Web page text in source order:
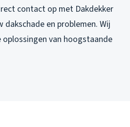
contact op met Dakdekker
dakschade en problemen. Wij
van hoogstaande